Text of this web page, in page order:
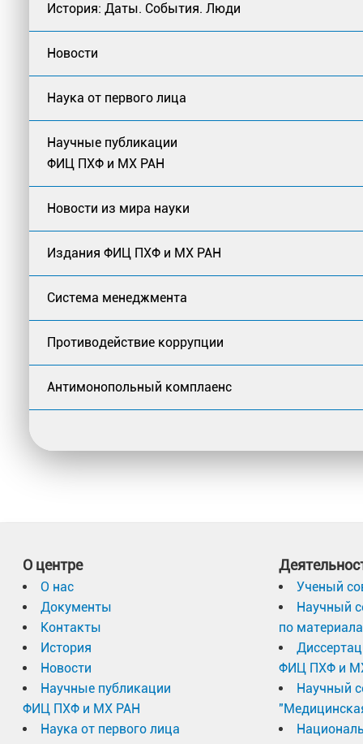
История: Даты. События. Люди
Новости
Наука от первого лица
Научные публикации
ФИЦ ПХФ и МХ РАН
Новости из мира науки
Издания ФИЦ ПХФ и МХ РАН
Система менеджмента
Противодействие коррупции
Антимонопольный комплаенс
О центре
О нас
Документы
Контакты
История
Новости
Научные публикации
ФИЦ ПХФ и МХ РАН
Наука от первого лица
Ученый
Научный
по
ФИЦ ПХФ и
Научный